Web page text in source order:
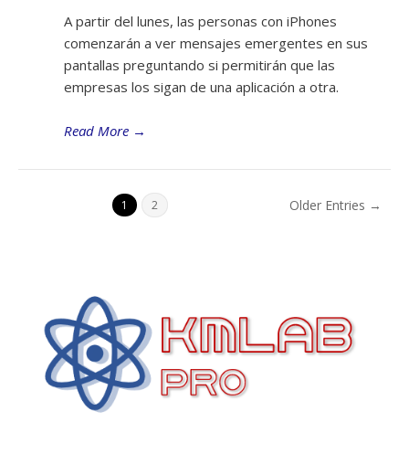
A partir del lunes, las personas con iPhones
comenzarán a ver mensajes emergentes en sus
pantallas preguntando si permitirán que las
empresas los sigan de una aplicación a otra.
Read More →
1 2 Older Entries →